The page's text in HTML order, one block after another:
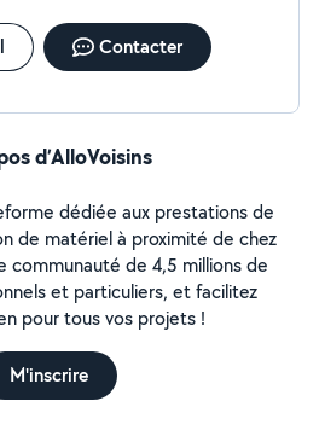
Contacter
d’AlloVoisins
dédiée aux prestations de
de matériel à proximité de chez
communauté de 4,5 millions de
et particuliers, et facilitez
pour tous vos projets !
M'inscrire